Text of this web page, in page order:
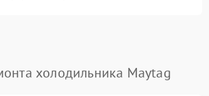
холодильника Maytag